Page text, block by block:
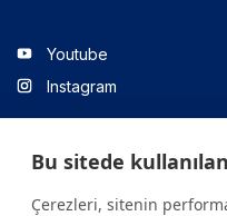
Youtube
Instagram
Linkedin
Bu sitede
Çerezleri, sitenin